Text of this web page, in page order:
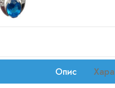
Опис